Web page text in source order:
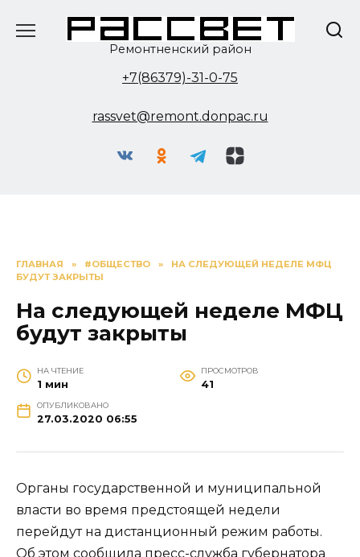
Ремонтненский район
+7(86379)-31-0-75
rassvet@remont.donpac.ru
ГЛАВНАЯ » #ОБЩЕСТВО »
НА СЛЕДУЮЩЕЙ НЕДЕЛЕ МФЦ
БУДУТ ЗАКРЫТЫ
На следующей неделе МФЦ
будут закрыты
НА ЧТЕНИЕ
1 мин
ПРОСМОТРОВ
41
ОПУБЛИКОВАНО
27.03.2020 06:55
Органы государственной и муниципальной
власти во время предстоящей недели
перейдут на дистанционный режим работы.
Об этом сообщила пресс-служба губернатора